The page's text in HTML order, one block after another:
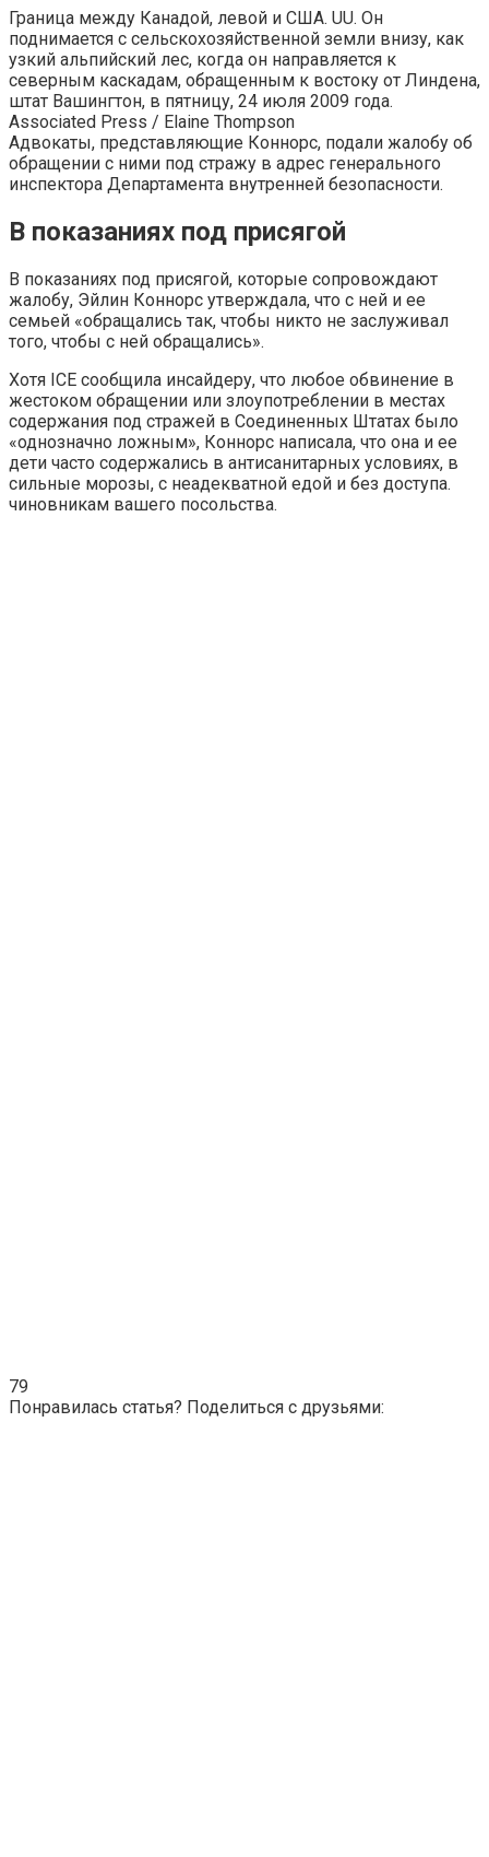
Граница между Канадой, левой и США. UU. Он
поднимается с сельскохозяйственной земли внизу, как
узкий альпийский лес, когда он направляется к
северным каскадам, обращенным к востоку от Линдена,
штат Вашингтон, в пятницу, 24 июля 2009 года.
Associated Press / Elaine Thompson
Адвокаты, представляющие Коннорс, подали жалобу об
обращении с ними под стражу в адрес генерального
инспектора Департамента внутренней безопасности.
В показаниях под присягой
В показаниях под присягой, которые сопровождают
жалобу, Эйлин Коннорс утверждала, что с ней и ее
семьей «обращались так, чтобы никто не заслуживал
того, чтобы с ней обращались».
Хотя ICE сообщила инсайдеру, что любое обвинение в
жестоком обращении или злоупотреблении в местах
содержания под стражей в Соединенных Штатах было
«однозначно ложным», Коннорс написала, что она и ее
дети часто содержались в антисанитарных условиях, в
сильные морозы, с неадекватной едой и без доступа.
чиновникам вашего посольства.
79
Понравилась статья? Поделиться с друзьями: